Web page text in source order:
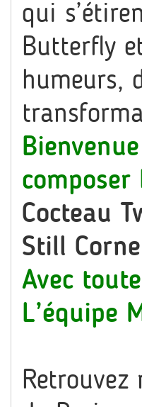
qui
Butterfly
humeurs,
Cocteau
Still
Avec
L’équipe